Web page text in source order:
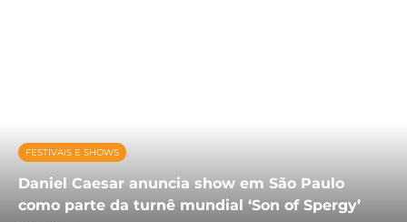
FESTIVAIS E SHOWS
Daniel Caesar anuncia show em São Paulo
como parte da turnê mundial ‘Son of Spergy’